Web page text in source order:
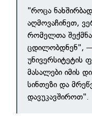
"როცა
აღმოვაჩინეთ,
რომელთა
ცდილობდნენ",
უნივერსიტეტის
მასალები იმის
სინთეზი და
დავუკავშიროთ".